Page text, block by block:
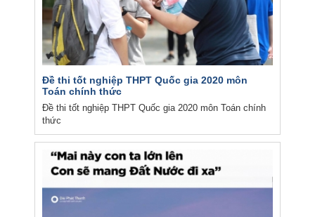
Đề thi tốt nghiệp THPT Quốc gia 2020 môn
Toán chính thức
Đề thi tốt nghiệp THPT Quốc gia 2020 môn Toán chính
thức